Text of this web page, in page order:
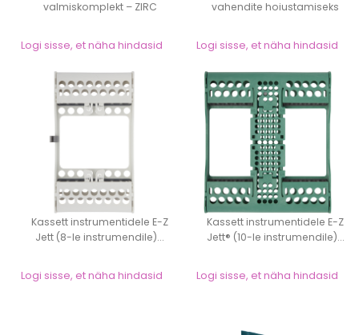
valmiskomplekt – ZIRC
Logi sisse, et näha hindasid
vahendite hoiustamiseks
Logi sisse, et näha hindasid
Kassett instrumentidele E-Z
Jett (8-le instrumendile)...
Logi sisse, et näha hindasid
Kassett instrumentidele E-Z
Jett® (10-le instrumendile)...
Logi sisse, et näha hindasid